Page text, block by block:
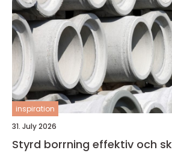
inspiration
31. July 2026
Styrd borrning effektiv och skonsam